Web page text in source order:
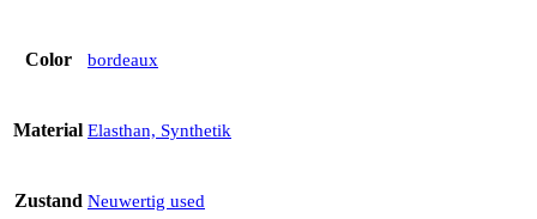
Color bordeaux
Material Elasthan, Synthetik
Zustand Neuwertig used